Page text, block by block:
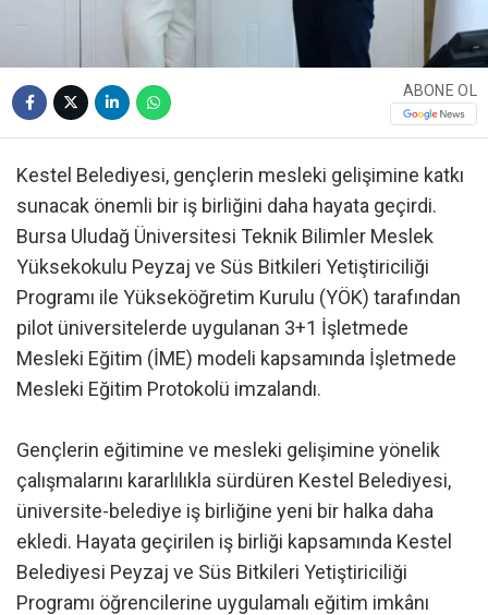
ABONE OL
Kestel Belediyesi, gençlerin mesleki gelişimine katkı
sunacak önemli bir iş birliğini daha hayata geçirdi.
Bursa Uludağ Üniversitesi Teknik Bilimler Meslek
Yüksekokulu Peyzaj ve Süs Bitkileri Yetiştiriciliği
Programı ile Yükseköğretim Kurulu (YÖK) tarafından
pilot üniversitelerde uygulanan 3+1 İşletmede
Mesleki Eğitim (İME) modeli kapsamında İşletmede
Mesleki Eğitim Protokolü imzalandı.
Gençlerin eğitimine ve mesleki gelişimine yönelik
çalışmalarını kararlılıkla sürdüren Kestel Belediyesi,
üniversite-belediye iş birliğine yeni bir halka daha
ekledi. Hayata geçirilen iş birliği kapsamında Kestel
Belediyesi Peyzaj ve Süs Bitkileri Yetiştiriciliği
Programı öğrencilerine uygulamalı eğitim imkânı